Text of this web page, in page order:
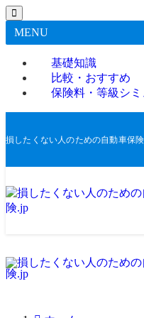
MENU
基礎知識
比較・おすすめ
保険料・等級シ
損したくない人のための自動車保